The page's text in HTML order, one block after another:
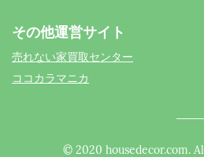
その他運営サイト
売れない家買取センター
ココカラマニカ
© 2020 housedecor.com.